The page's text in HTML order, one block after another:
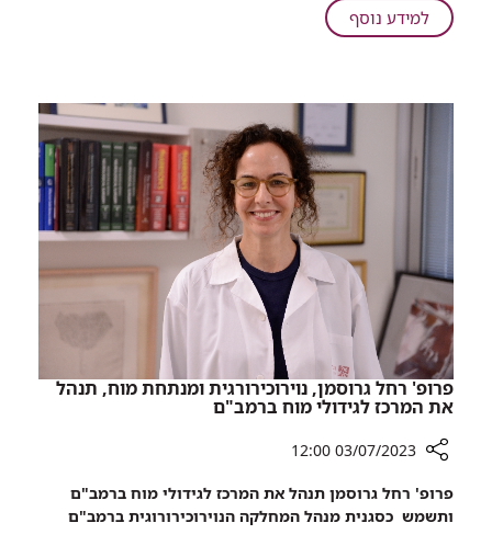
הדרבי
קידמו
את
למידע נוסףעל
סגול
לפני
הדרבי
קידמו
רופאי
רמב"ם
את
מחלת
האפילסיה
פרופ' רחל גרוסמן, נוירוכירורגית ומנתחת מוח, תנהל
את המרכז לגידולי מוח ברמב"ם
שיתוף
פרופ'
03/07/2023 12:00
פרופ' רחל גרוסמן תנהל את המרכז לגידולי מוח ברמב"ם
ותשמש כסגנית מנהל המחלקה הנוירוכירורוגית ברמב"ם